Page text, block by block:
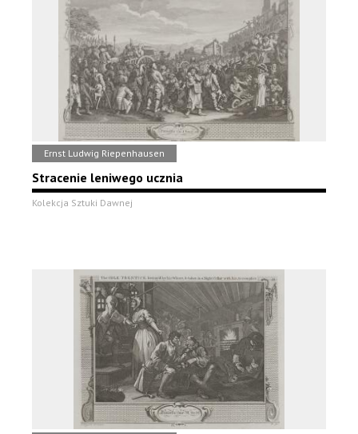
Ernst Ludwig Riepenhausen
Stracenie leniwego ucznia
Kolekcja Sztuki Dawnej